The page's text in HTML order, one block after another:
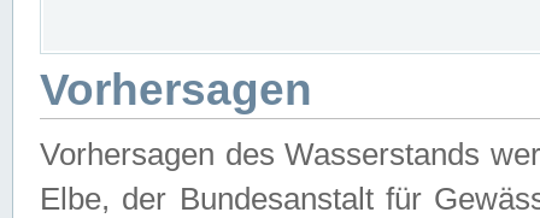
Vorhersagen
Vorhersagen des Wasserstands
Elbe, der Bundesanstalt für